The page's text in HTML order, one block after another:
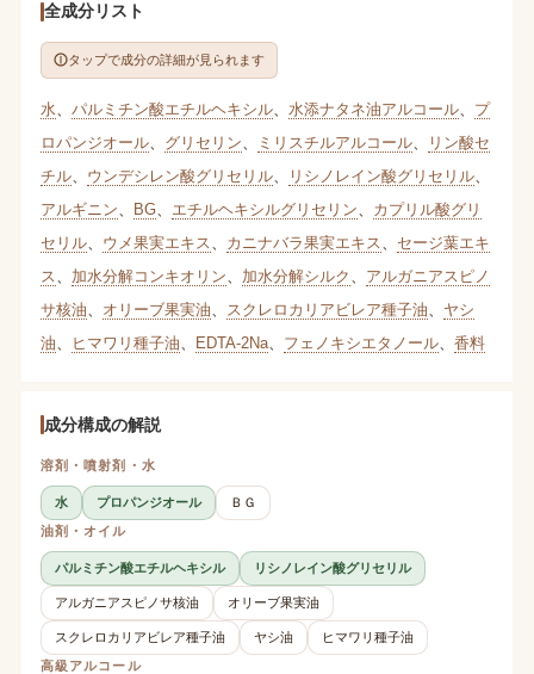
全成分リスト
タップで成分の詳細が見られます
水 パルミチン酸エチルヘキシル、 水添ナタネ油アルコール、 プ
ロパンジオール、 グリセリン ミリスチルアルコール、
リン酸セ
チル、 ウンデシレン酸グリセリル、 リシノレイン酸グリセリル、
アルギニン
BG、 エチルヘキシルグリセリン
カプリル酸グリ
セリル、 ウメ果実エキス カニナバラ果実エキス
セージ葉エキ
ス
加水分解コンキオリン 加水分解シルク
アルガニアスピノ
サ核油
オリーブ果実油 スクレロカリアビレア種子油
ヤシ
油
ヒマワリ種子油 EDTA-2Na、 フェノキシエタノール、 香料
成分構成の解説
溶剤・噴射剤・水
水 プロパンジオール
ＢＧ
油剤・オイル
パルミチン酸エチルヘキシル リシノレイン酸グリセリル
アルガニアスピノサ核油 オリーブ果実油
スクレロカリアビレア種子油 ヤシ油
ヒマワリ種子油
高級アルコール